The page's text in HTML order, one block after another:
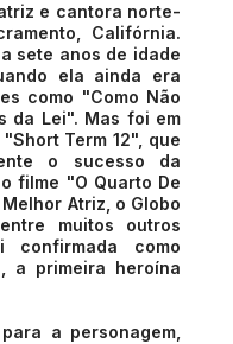
e cantora norte-
Califórnia.
sete anos de idade
ela ainda era
como "Como Não
da Lei". Mas foi em
Term 12", que
o sucesso da
filme "O Quarto De
Atriz, o Globo
muitos outros
confirmada como
a primeira heroína
a personagem,